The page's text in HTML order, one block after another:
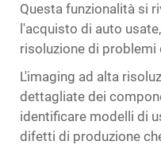
Questa funzionalità si
l'acquisto di auto
risoluzione di
L'imaging ad alta
dettagliate dei
identificare modelli di
difetti di produzione